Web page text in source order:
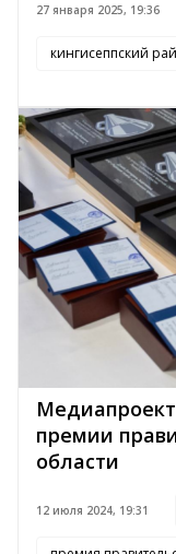
27 января 2025, 19:36
кингисеппский
премии
области
12 июля 2024, 19:31